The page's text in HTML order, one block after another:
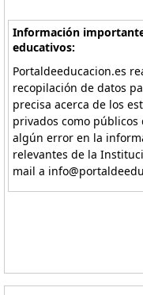
Información
educativos:
Portaldeeducacion.es
recopilación de datos
precisa acerca de los
privados como públicos
algún error en la
relevantes de la
mail a